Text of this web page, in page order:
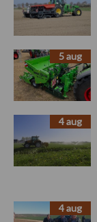
5 aug
4 aug
4 aug